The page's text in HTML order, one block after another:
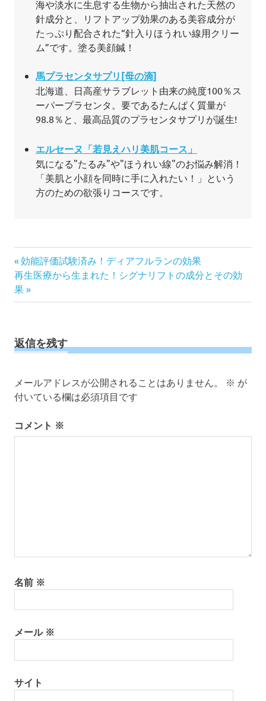
海や淡水に生息する生物から抽出された天然の
針成分と、リフトアップ効果のある美容成分が
たっぷり配合された“針入りほうれい線用クリー
ム”です。塗る美顔鍼！
馬プラセンタサプリ[母の滴]
北海道、日高産サラブレット由来の純度100％ス
ーパープラセンタ。要であるたんぱく質量が
98.8％と、最高品質のプラセンタサプリが誕生!
エルセーヌ「若見えハリ美肌コース」
気になる"たるみ"や"ほうれい線"のお悩み解消！
「美肌と小顔を同時に手に入れたい！」という
方のための欲張りコースです。
投
稿
ナ
ー
ン
前
の
記
事:
効能評価試験済み！ディアフルランの効果
次
の
記
再生医療から生まれた！シグナリフトの成分とその効
果
返信を残す
メールアドレスが公開されることはありません。 ※ が
付いている欄は必須項目です
コメント ※
名前 ※
メール ※
サイト